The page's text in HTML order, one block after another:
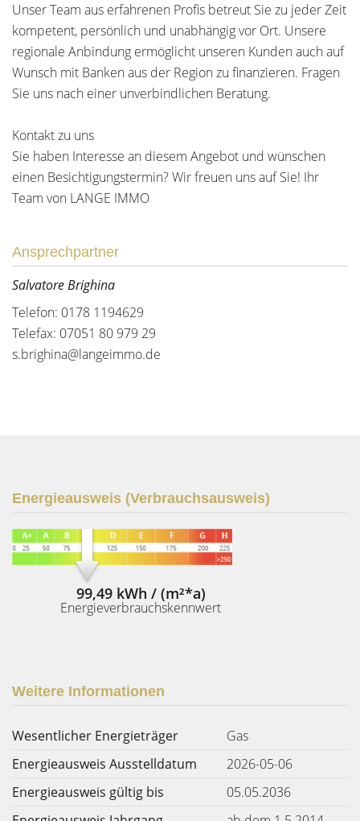
Unser Team aus erfahrenen Profis betreut Sie zu jeder Zeit
kompetent, persönlich und unabhängig vor Ort. Unsere
regionale Anbindung ermöglicht unseren Kunden auch auf
Wunsch mit Banken aus der Region zu finanzieren. Fragen
Sie uns nach einer unverbindlichen Beratung.
Kontakt zu uns
Sie haben Interesse an diesem Angebot und wünschen
einen Besichtigungstermin? Wir freuen uns auf Sie! Ihr
Team von LANGE IMMO
Ansprechpartner
Salvatore Brighina
Telefon: 0178 1194629
Telefax: 07051 80 979 29
s.brighina@langeimmo.de
Energieausweis (Verbrauchsausweis)
99,49 kWh / (m²*a)
Energieverbrauchskennwert
Weitere Informationen
Wesentlicher Energieträger
Gas
Energieausweis Ausstelldatum
2026-05-06
Energieausweis gültig bis
05.05.2036